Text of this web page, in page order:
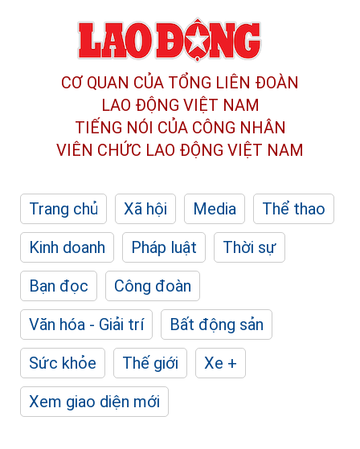
CƠ QUAN CỦA TỔNG LIÊN ĐOÀN
LAO ĐỘNG VIỆT NAM
TIẾNG NÓI CỦA CÔNG NHÂN
VIÊN CHỨC LAO ĐỘNG VIỆT NAM
Trang chủ Xã hội Media
Thể thao
Kinh doanh
Pháp luật
Thời sự
Bạn đọc
Công đoàn
Văn hóa - Giải trí
Bất động sản
Sức khỏe
Thế giới
Xe +
Xem giao diện mới